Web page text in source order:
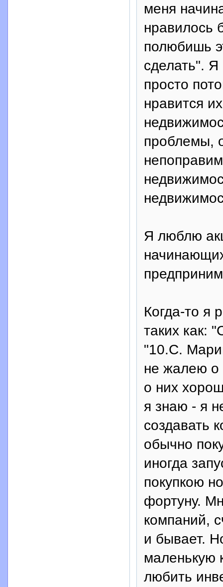
меня
нравилось
полюбишь
сделать".
просто
нравится
проблемы,
Я люблю
Когда-то я
таких как:
"10.С.
не жалею о
о них
я знаю - я
создавать
обычно
иногда
покупкою
фортуну.
компаний,
и бывает.
маленькую
любить